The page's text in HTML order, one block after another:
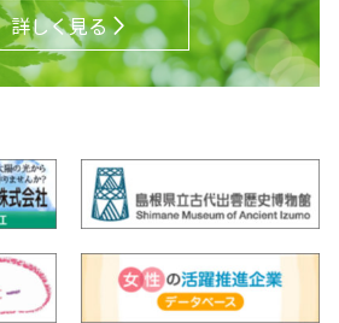
詳しく見る